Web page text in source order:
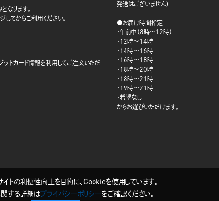
なります。
てからご利用ください。
トカード情報を利用してご注文いただ
発送はございません)
●お届け時間指定
・午前中（8時～12時）
・12時～14時
・14時～16時
・16時～18時
・18時～20時
・18時～21時
・19時～21時
・希望なし
からお選びいただけます。
イトの利便性向上を目的に、Cookieを使用しています。
する詳細はプライバシーポリシーをご確認ください。